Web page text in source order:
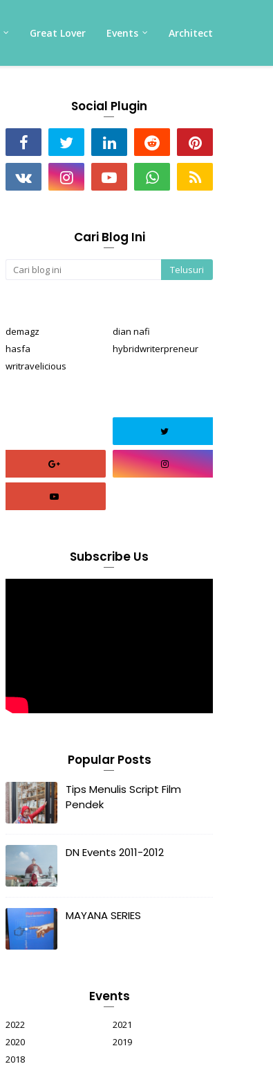
Great Lover Events Architect
Social Plugin
Cari Blog Ini
demagz
dian nafi
hasfa
hybridwriterpreneur
writravelicious
Subscribe Us
Popular Posts
Tips Menulis Script Film
Pendek
DN Events 2011-2012
MAYANA SERIES
Events
2022
2021
2020
2019
2018